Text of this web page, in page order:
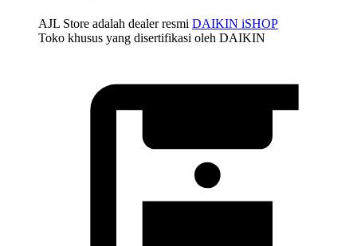
AJL Store adalah dealer resmi DAIKIN iSHOP
Toko khusus yang disertifikasi oleh DAIKIN